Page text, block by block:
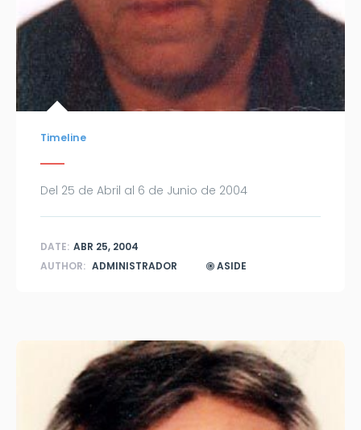
Timeline
Del 25 de Abril al 6 de Junio de 2004
DATE: ABR 25, 2004
AUTHOR: ADMINISTRADOR ASIDE